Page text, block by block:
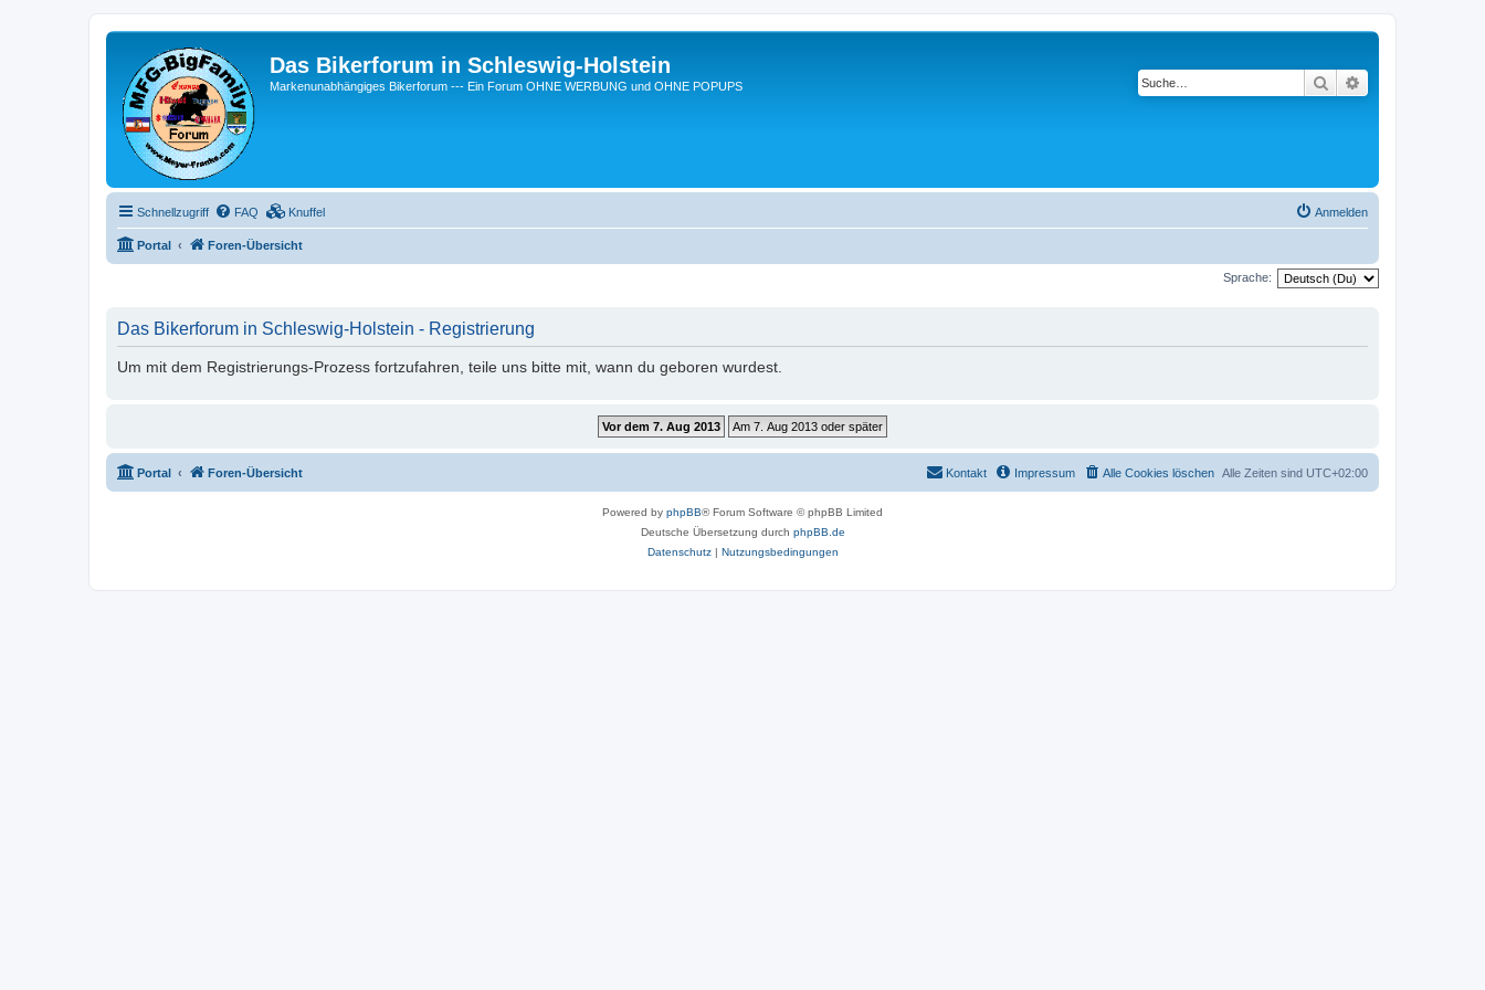
Das Bikerforum in Schleswig-Holstein
Markenunabhängiges Bikerforum --- Ein Forum OHNE WERBUNG und OHNE POPUPS Suche
Schnellzugriff FAQ Knuffel Anmelden
Portal Foren-Übersicht
Sprache:
Das Bikerforum in Schleswig-Holstein - Registrierung
Um mit dem Registrierungs-Prozess fortzufahren, teile uns bitte mit, wann du geboren wurdest.
Portal Foren-Übersicht Alle Zeiten sind UTC+02:00
Alle Cookies löschen
Impressum
Kontakt
Powered by phpBB® Forum Software © phpBB Limited
Deutsche Übersetzung durch phpBB.de
Datenschutz| Nutzungsbedingungen